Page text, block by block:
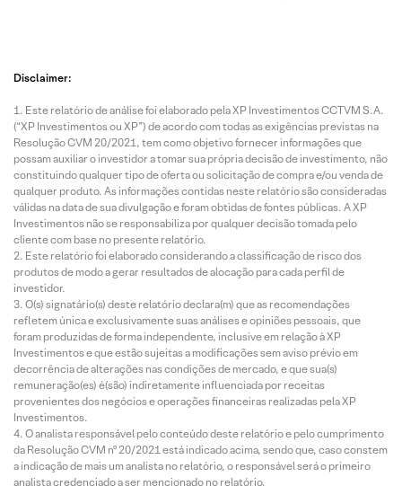
Disclaimer:
Este relatório de análise foi elaborado pela XP Investimentos CCTVM S.A.
(“XP Investimentos ou XP”) de acordo com todas as exigências previstas na
Resolução CVM 20/2021, tem como objetivo fornecer informações que
possam auxiliar o investidor a tomar sua própria decisão de investimento, não
constituindo qualquer tipo de oferta ou solicitação de compra e/ou venda de
qualquer produto. As informações contidas neste relatório são consideradas
válidas na data de sua divulgação e foram obtidas de fontes públicas. A XP
Investimentos não se responsabiliza por qualquer decisão tomada pelo
cliente com base no presente relatório.
Este relatório foi elaborado considerando a classificação de risco dos
produtos de modo a gerar resultados de alocação para cada perfil de
investidor.
O(s) signatário(s) deste relatório declara(m) que as recomendações
refletem única e exclusivamente suas análises e opiniões pessoais, que
foram produzidas de forma independente, inclusive em relação à XP
Investimentos e que estão sujeitas a modificações sem aviso prévio em
decorrência de alterações nas condições de mercado, e que sua(s)
remuneração(es) é(são) indiretamente influenciada por receitas
provenientes dos negócios e operações financeiras realizadas pela XP
Investimentos.
O analista responsável pelo conteúdo deste relatório e pelo cumprimento
da Resolução CVM nº 20/2021 está indicado acima, sendo que, caso constem
a indicação de mais um analista no relatório, o responsável será o primeiro
analista credenciado a ser mencionado no relatório.